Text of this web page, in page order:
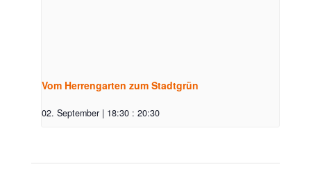
Vom Herrengarten zum Stadtgrün
02. September | 18:30 : 20:30